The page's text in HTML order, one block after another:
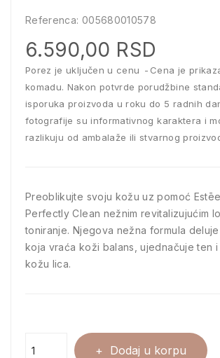
Referenca: 005680010578
6.590,00 RSD
Porez je uključen u cenu
Cena je
komadu. Nakon potvrde porudžbine
isporuka proizvoda u roku do 5 radnih
fotografije su informativnog karaktera i
razlikuju od ambalaže ili stvarnog
Preoblikujte svoju kožu uz pomoć
Perfectly Clean nežnim revitalizujućim
toniranje. Njegova nežna formula
koja vraća koži balans, ujednačuje ten
kožu lica.
Dodaj u korpu